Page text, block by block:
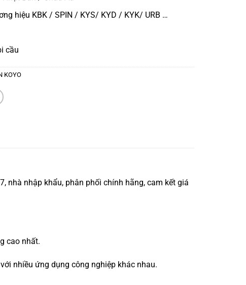
hiệu KBK / SPIN / KYS/ KYD / KYK/ URB …
cầu
KOYO
nhà nhập khẩu, phân phối chính hãng, cam kết giá
cao nhất.
nhiều ứng dụng công nghiệp khác nhau.